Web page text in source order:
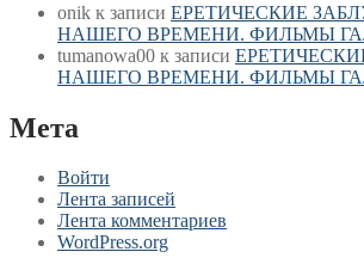
onik к записи ЕРЕТИЧЕСКИЕ
НАШЕГО ВРЕМЕНИ. ФИЛЬМЫ
tumanowa00 к записи
НАШЕГО ВРЕМЕНИ. ФИЛЬМЫ
Мета
Войти
Лента записей
Лента комментариев
WordPress.org